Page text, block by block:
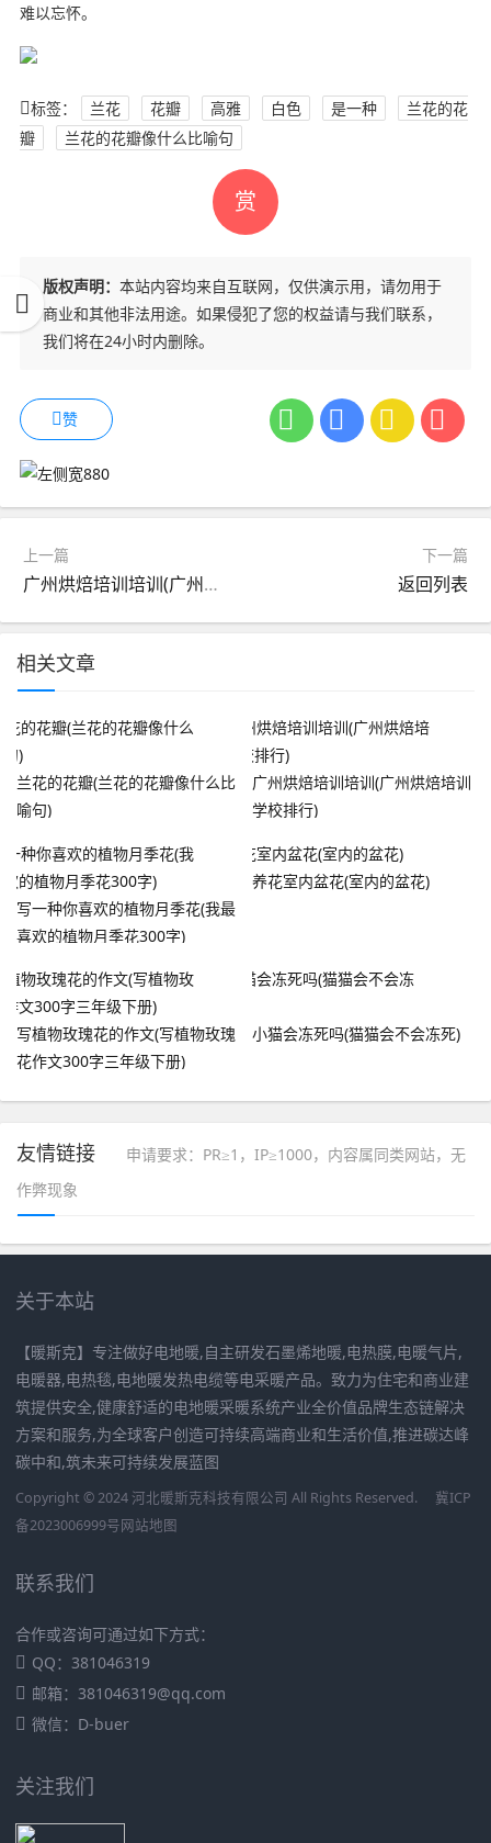
难以忘怀。
标签： 兰花 花瓣 高雅 白色 是一种
兰花的花
瓣
兰花的花瓣像什么比喻句
赏
版权声明： 本站内容均来自互联网，仅供演示用，请勿用于
商业和其他非法用途。如果侵犯了您的权益请与我们联系，
我们将在24小时内删除。
赞
上一篇
广州烘焙培训培训(广州烘焙培训学校排行)
下一篇
返回列表
相关文章
兰花的花瓣(兰花的花瓣像什么比
喻句)
广州烘焙培训培训(广州烘焙培训
学校排行)
写一种你喜欢的植物月季花(我最
喜欢的植物月季花300字)
养花室内盆花(室内的盆花)
写植物玫瑰花的作文(写植物玫瑰
花作文300字三年级下册)
小猫会冻死吗(猫猫会不会冻死)
友情链接
申请要求：PR≥1，IP≥1000，内容属同类网站，无
作弊现象
关于本站
【暖斯克】专注做好电地暖,自主研发石墨烯地暖,电热膜,电暖气片,
电暖器,电热毯,电地暖发热电缆等电采暖产品。致力为住宅和商业建
筑提供安全,健康舒适的电地暖采暖系统产业全价值品牌生态链解决
方案和服务,为全球客户创造可持续高端商业和生活价值,推进碳达峰
碳中和,筑未来可持续发展蓝图
Copyright © 2024 河北暖斯克科技有限公司 All Rights Reserved.
冀ICP
备2023006999号网站地图
联系我们
合作或咨询可通过如下方式：
QQ：381046319
邮箱：381046319@qq.com
微信：D-buer
关注我们